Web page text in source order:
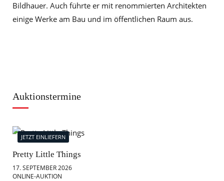
Bildhauer. Auch führte er mit renommierten Architekten
einige Werke am Bau und im öffentlichen Raum aus.
Auktionstermine
JETZT EINLIEFERN
Pretty Little Things
17. SEPTEMBER 2026
ONLINE-AUKTION